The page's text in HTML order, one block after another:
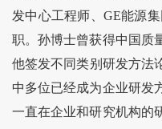
发中心工程师、GE能源
职。孙博士曾获得中国质
他签发不同类别研发方法
中多位已经成为企业研发
一直在企业和研究机构的